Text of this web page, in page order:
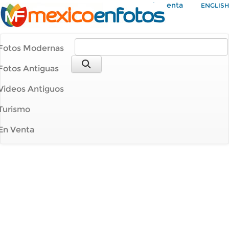
Mi Cuenta ENGLISH
Modernas
Antiguas
Antiguos
Venta